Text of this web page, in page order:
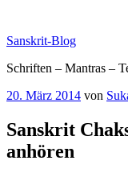
springen
Sanskrit-Blog
Schriften – Mantras –
Veröffentlicht
20. März 2014 von
Sanskrit
anhören